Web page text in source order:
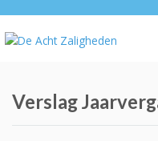
Verslag